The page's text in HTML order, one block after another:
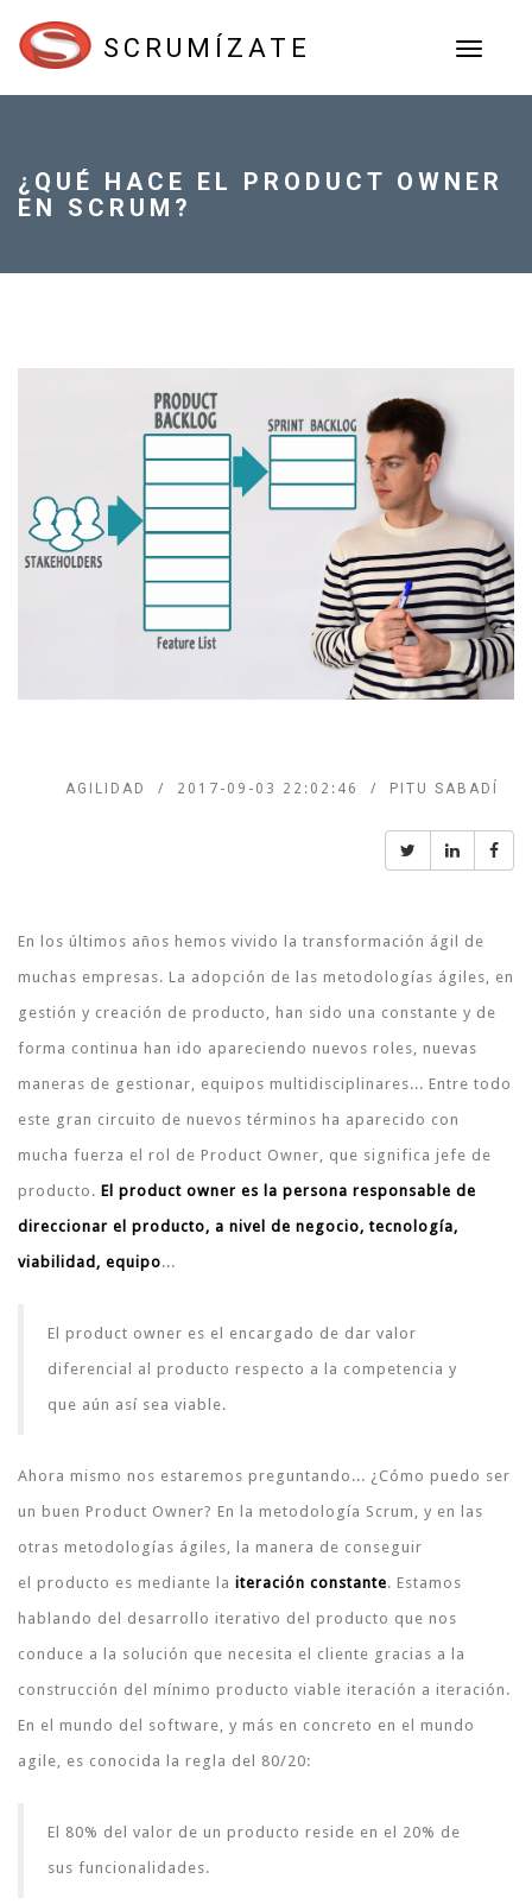
SCRUMÍZATE
¿QUÉ HACE EL PRODUCT OWNER
EN SCRUM?
AGILIDAD 2017-09-03 22:02:46 PITU SABADÍ
En los últimos años hemos vivido la transformación ágil de
muchas empresas. La adopción de las metodologías ágiles, en
gestión y creación de producto, han sido una constante y de
forma continua han ido apareciendo nuevos roles, nuevas
maneras de gestionar, equipos multidisciplinares... Entre todo
este gran circuito de nuevos términos ha aparecido con
mucha fuerza el rol de Product Owner, que significa jefe de
producto. El product owner es la persona responsable de
direccionar el producto, a nivel de negocio, tecnología,
viabilidad, equipo...
El product owner es el encargado de dar valor
diferencial al producto respecto a la competencia y
que aún así sea viable.
Ahora mismo nos estaremos preguntando... ¿Cómo puedo ser
un buen Product Owner? En la metodología Scrum, y en las
otras metodologías ágiles, la manera de conseguir
el producto es mediante la iteración constante. Estamos
hablando del desarrollo iterativo del producto que nos
conduce a la solución que necesita el cliente gracias a la
construcción del mínimo producto viable iteración a iteración.
En el mundo del software, y más en concreto en el mundo
agile, es conocida la regla del 80/20:
El 80% del valor de un producto reside en el 20% de
sus funcionalidades.